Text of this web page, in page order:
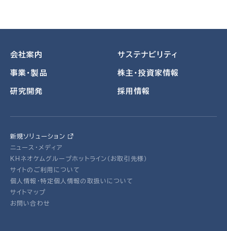
会社案内
事業・製品
研究開発
サステナビリティ
株主・投資家情報
採用情報
新規ソリューション
ニュース・メディア
ＫＨネオケムグループホットライン（お取引先様）
サイトのご利用について
個人情報・特定個人情報の取扱いについて
サイトマップ
お問い合わせ